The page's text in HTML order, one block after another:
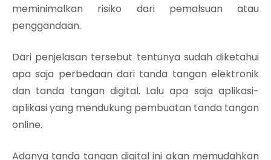
meminimalkan risiko dari pemalsuan atau
penggandaan.
Dari penjelasan tersebut tentunya sudah diketahui
apa saja perbedaan dari tanda tangan elektronik
dan tanda tangan digital. Lalu apa saja aplikasi-
aplikasi yang mendukung pembuatan tanda tangan
online.
Adanya tanda tangan digital ini akan memudahkan